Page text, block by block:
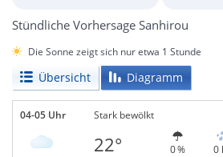
Stündliche Vorhersage Sanhirou
Die Sonne zeigt sich nur etwa 1 Stunde
Übersicht Diagramm
04-05 Uhr Stark bewölkt
22° 0 % 0